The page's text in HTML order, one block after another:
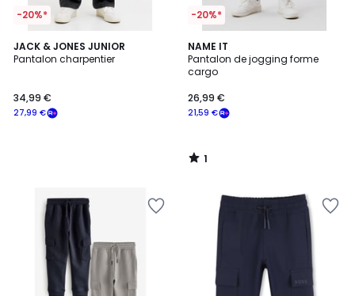
-20%*
JACK & JONES JUNIOR
Pantalon charpentier
27,99 €
34,99 €
-20%*
NAME IT
Pantalon de jogging forme
cargo
21,59 €
26,99 €
1
/
5
1
/